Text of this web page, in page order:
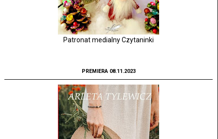
Patronat medialny Czytaninki
PREMIERA 08.11.2023